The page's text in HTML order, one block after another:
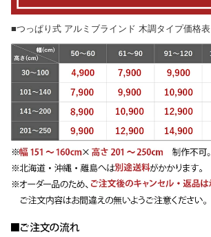
■つっぱり式 アルミブラインド 木調タイプ価格表